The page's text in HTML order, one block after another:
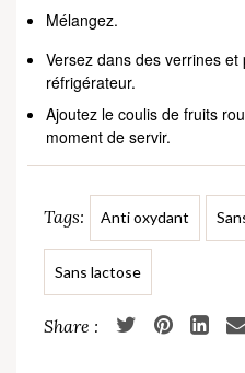
Mélangez.
Versez dans des verrines
réfrigérateur.
Ajoutez le coulis de fruits
moment de servir.
Tags: Anti oxydant
Sans lactose